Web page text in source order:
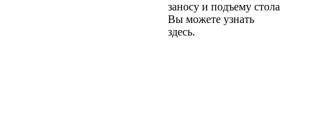
заносу и подъему стола
Вы можете узнать
здесь.